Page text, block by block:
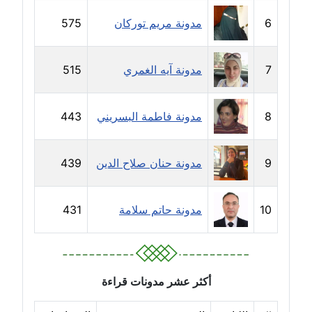
مدونة حجازي يونس
عاملة
مدونة حسن رجب
عاملة
مدونة حسن غريب
معلق
مدونة حسن محي الدين
متوفي
مدونة حسين العلي
مدونة حسين درمشاكي
عاملة
6 مدونة مريم توركان 575
7 مدونة آيه الغمري 515
8 مدونة فاطمة البسريني 443
9 مدونة حنان صلاح الدين 439
10 مدونة حاتم سلامة 431
أكثر عشر مدونات قراءة